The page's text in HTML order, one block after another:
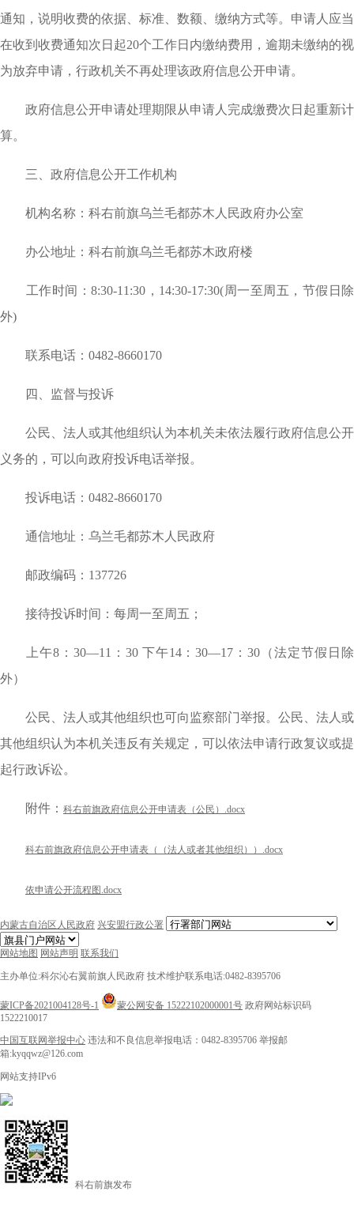
通知，说明收费的依据、标准、数额、缴纳方式等。申请人应当
在收到收费通知次日起20个工作日内缴纳费用，逾期未缴纳的视
为放弃申请，行政机关不再处理该政府信息公开申请。
政府信息公开申请处理期限从申请人完成缴费次日起重新计
算。
三、政府信息公开工作机构
机构名称：科右前旗乌兰毛都苏木人民政府办公室
办公地址：科右前旗乌兰毛都苏木政府楼
工作时间：8:30-11:30，14:30-17:30(周一至周五，节假日除
外)
联系电话：0482-8660170
四、监督与投诉
公民、法人或其他组织认为本机关未依法履行政府信息公开
义务的，可以向政府投诉电话举报。
投诉电话： 0482-8660170
通信地址：乌兰毛都苏木人民政府
邮政编码： 137726
接待投诉时间：每周一至周五；
上午8：30—11：30 下午14：30—17：30（法定节假日除
外）
公民、法人或其他组织也可向监察部门举报。公民、法人或
其他组织认为本机关违反有关规定，可以依法申请行政复议或提
起行政诉讼。
附件： 科右前旗政府信息公开申请表（公民）.docx
科右前旗政府信息公开申请表（（法人或者其他组织））.docx
依申请公开流程图.docx
内蒙古自治区人民政府 兴安盟行政公署
网站地图 网站声明 联系我们
主办单位:科尔沁右翼前旗人民政府 技术维护联系电话:0482-8395706
蒙ICP备2021004128号-1 蒙公网安备 15222102000001号 政府网站标识码
1522210017
中国互联网举报中心 违法和不良信息举报电话：0482-8395706 举报邮
箱:kyqqwz@126.com
网站支持IPv6
科右前旗发布